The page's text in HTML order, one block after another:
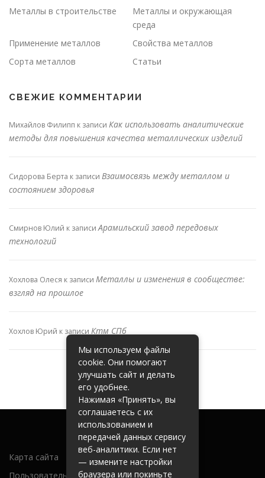
Металлы в строительстве
Металлы и окружающая
среда
Применение металлов
Свойства металлов
Сорта металлов
Статьи
СВЕЖИЕ КОММЕНТАРИИ
Михайлов Филипп к записи Как использовать аналитические
методы для повышения качества металлических изделий
Сидорова Берта к записи Взаимосвязь между металлом и
состоянием здоровья
Смирнов Юлий к записиАрамильский завод передовых
технологий
Хохлова Олеся к записи Металлы и изменения в сообществе:
взгляд на прошлое
Хохлов Юрий к записи Ктм СПб
Карта сайта
Пользовательское соглашение
Мы используем файлы
cookie. Они помогают
улучшать сайт и делать
его удобнее.
Нажимая «Принять», вы
соглашаетесь с их
использованием и
передачей данных сервису
веб-аналитики. Если нет
— измените настройки
браузера или покиньте